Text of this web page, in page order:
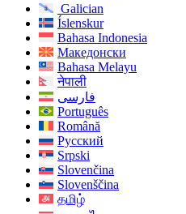
Galician
Íslenskur
Bahasa Indonesia
Македонски
Bahasa Melayu
नेपाली
فارسی
Português
Română
Русский
Srpski
Slovenčina
Slovenščina
தமிழ்